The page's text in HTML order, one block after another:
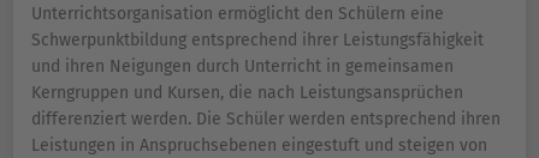
Unterrichtsorganisation ermöglicht den Schülern eine
Schwerpunktbildung entsprechend ihrer Leistungsfähigkeit
und ihren Neigungen durch Unterricht in gemeinsamen
Kerngruppen und Kursen, die nach Leistungsansprüchen
differenziert werden. Die Schüler werden entsprechend ihren
Leistungen in Anspruchsebenen eingestuft und steigen von